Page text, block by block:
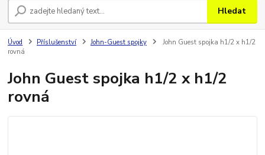
Hledat
Úvod Příslušenství John-Guest spojky
John Guest spojka h1/2 x h1/2
rovná
John Guest spojka h1/2 x h1/2
rovná